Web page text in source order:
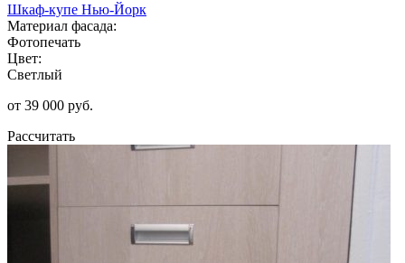
Шкаф-купе Нью-Йорк
Материал фасада:
Фотопечать
Цвет:
Светлый
от 39 000 руб.
Рассчитать